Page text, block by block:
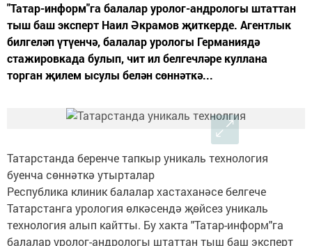
"Татар-информ"га балалар уролог-андрологы штаттан
тыш баш эксперт Наил Әкрамов җиткерде. Агентлык
билгеләп үтүенчә, балалар урологы Германиядә
стажировкада булып, чит ил белгечләре куллана
торган җилем ысулы белән сөннәткә...
Татарстанда беренче тапкыр уникаль технология
буенча сөннәткә утырталар
Республика клиник балалар хастаханәсе белгече
Татарстанга урология өлкәсендә җөйсез уникаль
технология алып кайтты. Бу хакта "Татар-информ"га
балалар уролог-андрологы штаттан тыш баш эксперт